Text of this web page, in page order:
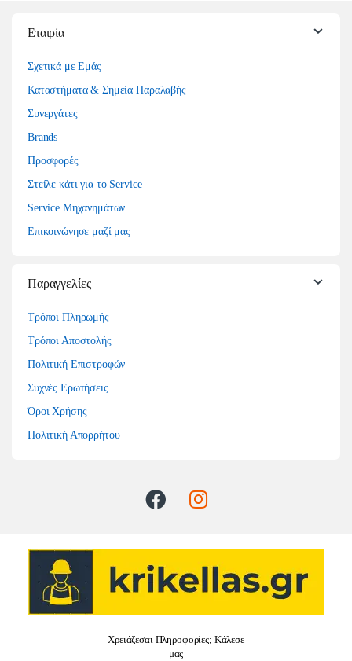
Εταιρία
Σχετικά με Εμάς
Καταστήματα & Σημεία Παραλαβής
Συνεργάτες
Brands
Προσφορές
Στείλε κάτι για το Service
Service Μηχανημάτων
Επικοινώνησε μαζί μας
Παραγγελίες
Τρόποι Πληρωμής
Τρόποι Αποστολής
Πολιτική Επιστροφών
Συχνές Ερωτήσεις
Όροι Χρήσης
Πολιτική Απορρήτου
Χρειάζεσαι Πληροφορίες; Κάλεσε
μας